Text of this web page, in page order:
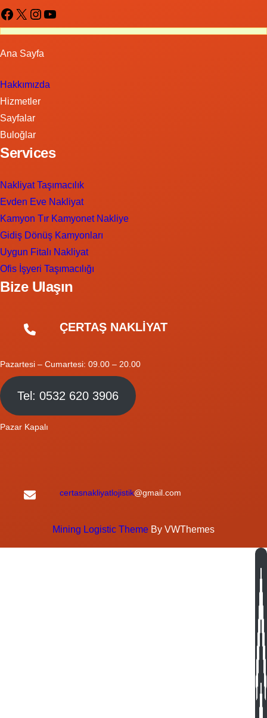
Facebook X Instagram YouTube
Ana Sayfa
Hakkımızda
Hizmetler
Sayfalar
Buloğlar
Services
Nakliyat Taşımacılık
Evden Eve Nakliyat
Kamyon Tır Kamyonet Nakliye
Gidiş Dönüş Kamyonları
Uygun Fitalı Nakliyat
Ofis İşyeri Taşımacılığı
Bize Ulaşın
ÇERTAŞ NAKLİYAT
Pazartesi – Cumartesi: 09.00 – 20.00
Tel: 0532 620 3906
Pazar Kapalı
certasnakliyatlojistik@gmail.com
Mining Logistic Theme By VWThemes